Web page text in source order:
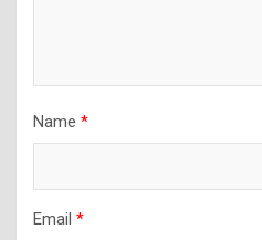
Name *
Email *